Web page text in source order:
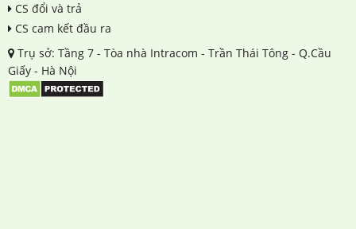
CS đổi và trả
CS cam kết đầu ra
Trụ sở: Tầng 7 - Tòa nhà Intracom - Trần Thái Tông - Q.Cầu
Giấy - Hà Nội